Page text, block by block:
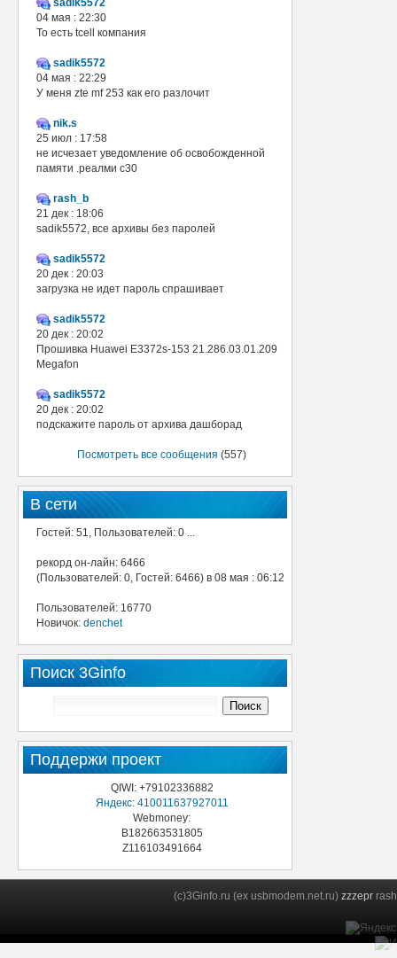
sadik5572
04 мая : 22:30
То есть tcell компания
sadik5572
04 мая : 22:29
У меня zte mf 253 как его разлочит
nik.s
25 июл : 17:58
не исчезает уведомление об освобожденной
памяти .реалми с30
rash_b
21 дек : 18:06
sadik5572, все архивы без паролей
sadik5572
20 дек : 20:03
загрузка не идет пароль спрашивает
sadik5572
20 дек : 20:02
Прошивка Huawei E3372s-153 21.286.03.01.209
Megafon
sadik5572
20 дек : 20:02
подскажите пароль от архива дашборад
Посмотреть все сообщения (557)
В сети
Гостей: 51, Пользователей: 0 ...
рекорд он-лайн: 6466
(Пользователей: 0, Гостей: 6466) в 08 мая : 06:12
Пользователей: 16770
Новичок: denchet
Поиск 3Ginfo
Поддержи проект
QIWI: +79102336882
Яндекс: 410011637927011
Webmoney:
B182663531805
Z116103491664
(c)3Ginfo.ru (ex usbmodem.net.ru) zzzepr